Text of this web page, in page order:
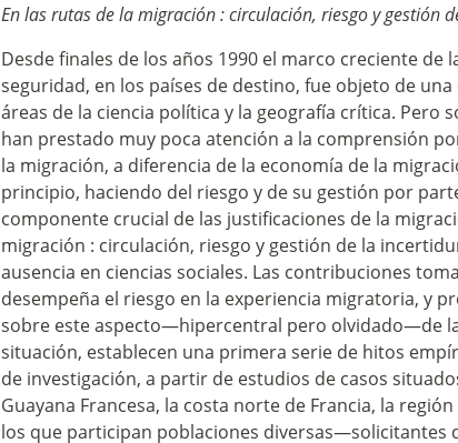
En las rutas de la migración : circulación, riesgo y gestión
Desde finales de los años 1990 el marco creciente de
seguridad, en los países de destino, fue objeto de
áreas de la ciencia política y la geografía crítica. Pero
han prestado muy poca atención a la comprensión
la migración, a diferencia de la economía de la
principio, haciendo del riesgo y de su gestión por
componente crucial de las justificaciones de la
migración : circulación, riesgo y gestión de la
ausencia en ciencias sociales. Las contribuciones
desempeña el riesgo en la experiencia migratoria, y
sobre este aspecto—hipercentral pero olvidado—de
situación, establecen una primera serie de hitos
de investigación, a partir de estudios de casos
Guayana Francesa, la costa norte de Francia, la
los que participan poblaciones diversas—solicitantes